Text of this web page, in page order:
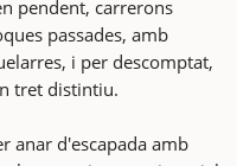
pendent, carrerons
passades, amb
i per descomptat,
tret distintiu.
anar d'escapada amb